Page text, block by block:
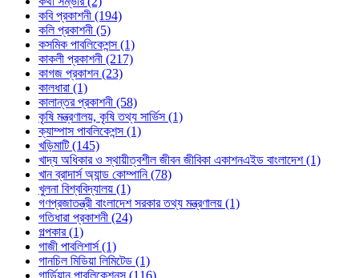
কবি প্রকাশনী (194)
কলি প্রকাশনী (5)
কসমিক পাবলিকেশন্স (1)
কাকলী প্রকাশনী (217)
কাগজ প্রকাশন (23)
কালধারা (1)
কালান্তর প্রকাশনী (58)
কৃষি মন্ত্রণালয়, কৃষি তথ্য সার্ভিস (1)
ক্যাম্পাস পাবলিকেশন্স (1)
খড়িমাটি (145)
খাদ্য অধিকার ও স্থায়ীত্বশীল জীবন জীবিকা একাশনএইড বাংলাদেশ (1)
খান ব্রাদার্স অ্যান্ড কোম্পানি (78)
খুলনা বিশ্ববিদ্যালয় (1)
গণপ্রজাতন্ত্রী বাংলাদেশ সরকার তথ্য মন্ত্রণালয় (1)
গতিধারা প্রকাশনী (24)
গল্পকার (1)
গাজী পাবলিশার্স (1)
গানচিল মিডিয়া লিমিটেড (1)